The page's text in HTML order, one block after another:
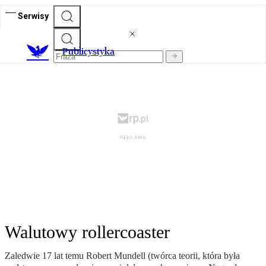
Serwisy
Publicystyka
Walutowy rollercoaster
Zaledwie 17 lat temu Robert Mundell (twórca teorii, która była